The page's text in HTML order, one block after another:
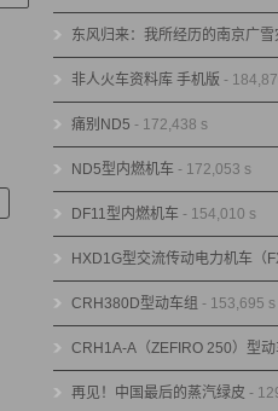
东风归来：我所经历的南京广雪
非人火车资料库 手机版 -
痛别ND5 - 172,438 s
ND5型内燃机车 - 172,053 s
DF11型内燃机车 - 154,010 s
HXD1G型交流传动电力机车（
CRH380D型动车组 - 153,695 s
CRH1A-A（ZEFIRO 250）型动
再见！中国最后的蒸汽绿皮 -